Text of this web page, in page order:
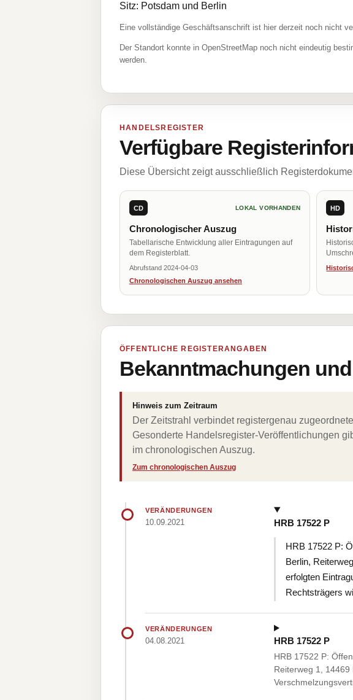
Sitz: Potsdam und Berlin
Eine vollständige Geschäftsanschrift ist hier derzeit noch nicht
Der Standort konnte in OpenStreetMap noch nicht eindeutig
werden.
HANDELSREGISTER
Verfügbare
Diese Übersicht zeigt ausschließlich
CD LOKAL VORHANDEN
Chronologischer Auszug
Tabellarische Entwicklung aller Eintragungen auf
dem Registerblatt.
Abrufstand 2024-04-03
Chronologischen Auszug ansehen
HD
ÖFFENTLICHE REGISTERANGABEN
Bekanntmachungen
Hinweis zum Zeitraum
Der Zeitstrahl verbindet registergenau
Gesonderte Handelsregister-Veröffentlichungen
im chronologischen Auszug.
Zum chronologischen Auszug
VERÄNDERUNGEN
10.09.2021 HRB 17522 P
HRB 17522 P:
Berlin,
erfolgten
Rechtsträgers
VERÄNDERUNGEN
04.08.2021 HRB 17522 P
HRB 17522 P:
Reiterweg 1,